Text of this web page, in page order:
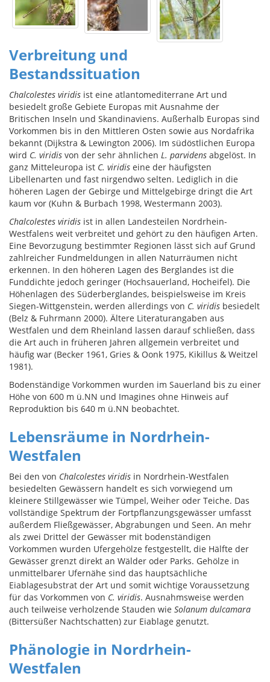
Verbreitung und
Bestandssituation
Chalcolestes viridis ist eine atlantomediterrane Art und
besiedelt große Gebiete Europas mit Ausnahme der
Britischen Inseln und Skandinaviens. Außerhalb Europas sind
Vorkommen bis in den Mittleren Osten sowie aus Nordafrika
bekannt (Dijkstra & Lewington 2006). Im südöstlichen Europa
wird C. viridis von der sehr ähnlichen L. parvidens abgelöst. In
ganz Mitteleuropa ist C. viridis eine der häufigsten
Libellenarten und fast nirgendwo selten. Lediglich in die
höheren Lagen der Gebirge und Mittelgebirge dringt die Art
kaum vor (Kuhn & Burbach 1998, Westermann 2003).
Chalcolestes viridis ist in allen Landesteilen Nordrhein-
Westfalens weit verbreitet und gehört zu den häufigen Arten.
Eine Bevorzugung bestimmter Regionen lässt sich auf Grund
zahlreicher Fundmeldungen in allen Naturräumen nicht
erkennen. In den höheren Lagen des Berglandes ist die
Funddichte jedoch geringer (Hochsauerland, Hocheifel). Die
Höhenlagen des Süderberglandes, beispielsweise im Kreis
Siegen-Wittgenstein, werden allerdings von C. viridis besiedelt
(Belz & Fuhrmann 2000). Ältere Literaturangaben aus
Westfalen und dem Rheinland lassen darauf schließen, dass
die Art auch in früheren Jahren allgemein verbreitet und
häufig war (Becker 1961, Gries & Oonk 1975, Kikillus & Weitzel
1981).
Bodenständige Vorkommen wurden im Sauerland bis zu einer
Höhe von 600 m ü.NN und Imagines ohne Hinweis auf
Reproduktion bis 640 m ü.NN beobachtet.
Lebensräume in Nordrhein-
Westfalen
Bei den von Chalcolestes viridis in Nordrhein-Westfalen
besiedelten Gewässern handelt es sich vorwiegend um
kleinere Stillgewässer wie Tümpel, Weiher oder Teiche. Das
vollständige Spektrum der Fortpflanzungsgewässer umfasst
außerdem Fließgewässer, Abgrabungen und Seen. An mehr
als zwei Drittel der Gewässer mit bodenständigen
Vorkommen wurden Ufergehölze festgestellt, die Hälfte der
Gewässer grenzt direkt an Wälder oder Parks. Gehölze in
unmittelbarer Ufernähe sind das hauptsächliche
Eiablagesubstrat der Art und somit wichtige Voraussetzung
für das Vorkommen von C. viridis. Ausnahmsweise werden
auch teilweise verholzende Stauden wie Solanum dulcamara
(Bittersüßer Nachtschatten) zur Eiablage genutzt.
Phänologie in Nordrhein-
Westfalen